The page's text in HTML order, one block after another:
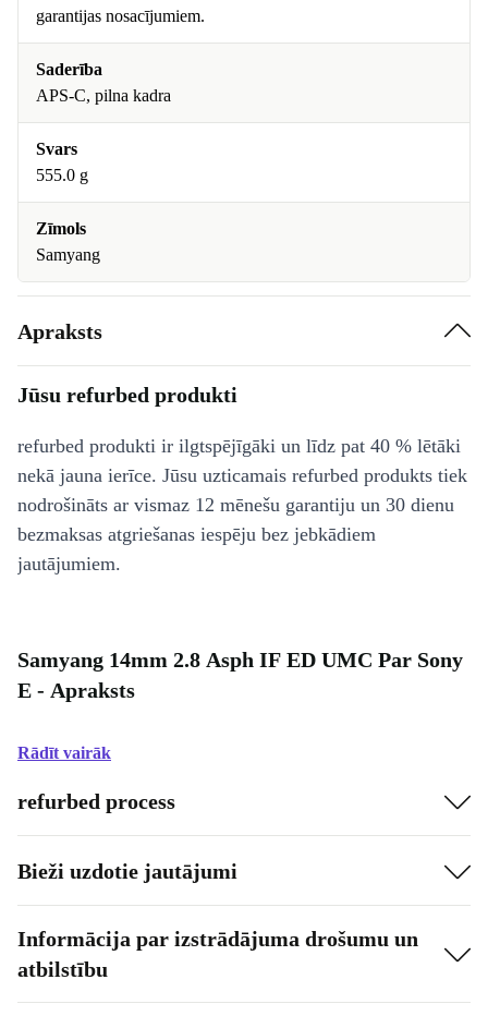
garantijas nosacījumiem.
Saderība
APS-C, pilna kadra
Svars
555.0 g
Zīmols
Samyang
Apraksts
Jūsu refurbed produkti
refurbed produkti ir ilgtspējīgāki un līdz pat 40 % lētāki
nekā jauna ierīce. Jūsu uzticamais refurbed produkts tiek
nodrošināts ar vismaz 12 mēnešu garantiju un 30 dienu
bezmaksas atgriešanas iespēju bez jebkādiem
jautājumiem.
Samyang 14mm 2.8 Asph IF ED UMC Par Sony
E - Apraksts
Rādīt vairāk
refurbed process
Bieži uzdotie jautājumi
Informācija par izstrādājuma drošumu un
atbilstību